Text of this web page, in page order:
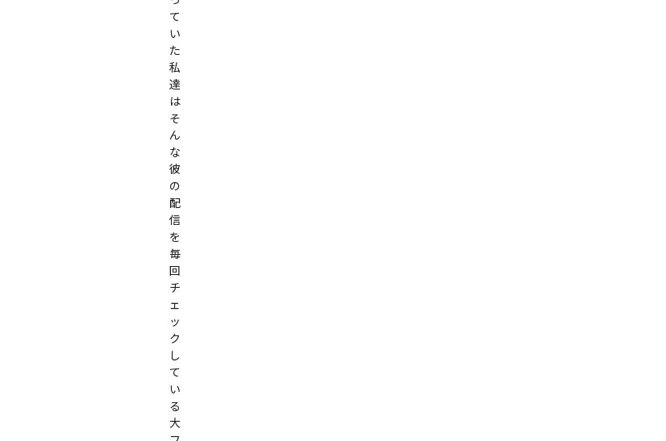
て
い
た
私
達
は
そ
ん
な
彼
の
配
信
を
毎
回
チ
ェ
ッ
ク
し
て
い
る
大